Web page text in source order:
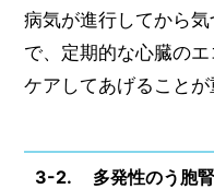
病気が進行してから
で、定期的な心臓の
ケアしてあげることが
3-2. 多発性のう胞腎